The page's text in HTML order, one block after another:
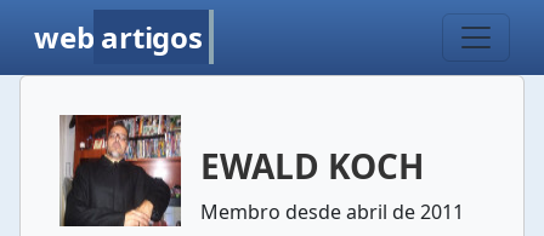
web artigos
EWALD KOCH
Membro desde abril de 2011